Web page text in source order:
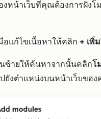
งหน้าเว็บที่คุณต้องการฝังโ
อแก้ไขเนื้อหาให้คลิก + เพิ่ม
ซ้ายให้ค้นหาจากนั้นคลิกโ
ยังตำแหน่งบนหน้าเว็บขอ